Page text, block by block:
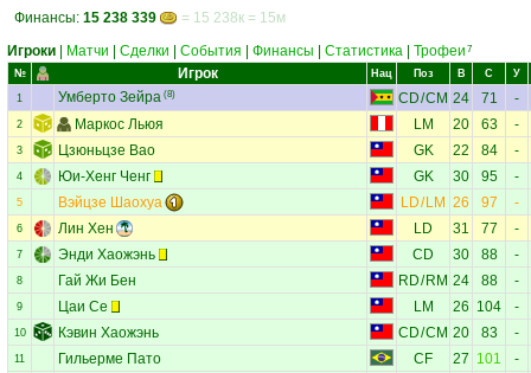
Финансы: 15 238 339
= 15 238к = 15м
Игроки
Матчи Сделки События Финансы Статистика Трофеи 7
№ Игрок Нац Поз В С У
1 Умберто Зейра (8) CD/CM 24 71 -
2 Маркос Льюя LM 20 63 -
3 Цзюньцзе Вао GK 22 84 -
4 Юи-Хенг Ченг GK 30 95 -
5 Вэйцзе Шаохуа LD/ LM 26 97 -
6 Лин Хен LD 31 77 -
7 Энди Хаожэнь CD 30 88 -
8 Гай Жи Бен RD/ RM 24 88 -
9 Цаи Се LM 26 104 -
10 Кэвин Хаожэнь CD/CM 20 83 -
11 Гильерме Пато CF 27 101 -